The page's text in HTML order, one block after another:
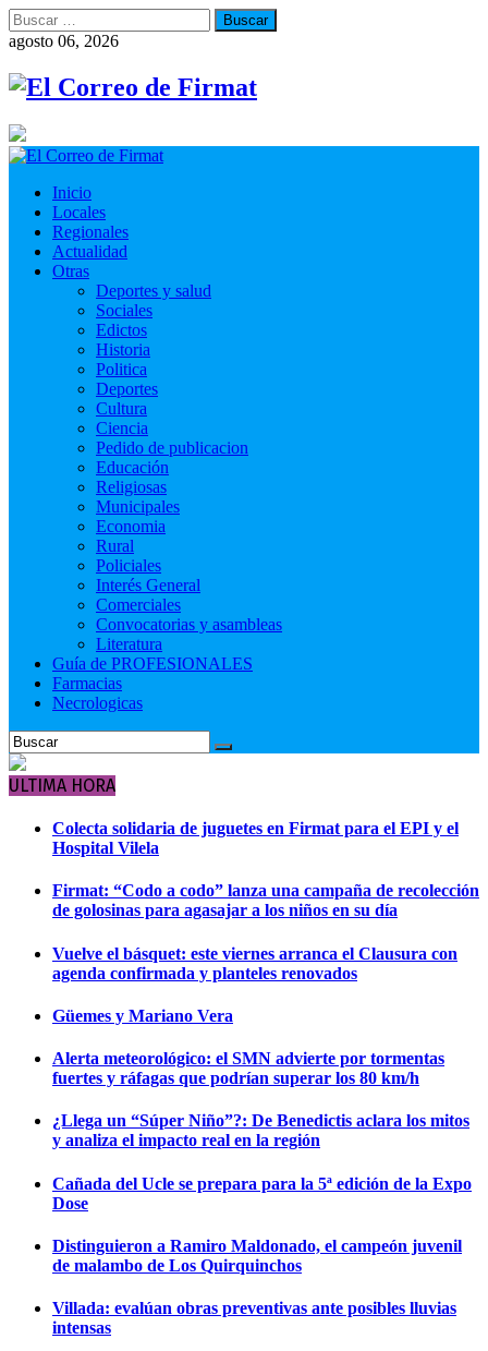
Buscar:
agosto 06, 2026
Inicio
Locales
Regionales
Actualidad
Otras
Deportes y salud
Sociales
Edictos
Historia
Politica
Deportes
Cultura
Ciencia
Pedido de publicacion
Educación
Religiosas
Municipales
Economia
Rural
Policiales
Interés General
Comerciales
Convocatorias y asambleas
Literatura
Guía de PROFESIONALES
Farmacias
Necrologicas
ULTIMA HORA
Colecta solidaria de juguetes en Firmat para el EPI y el
Hospital Vilela
Firmat: “Codo a codo” lanza una campaña de recolección
de golosinas para agasajar a los niños en su día
Vuelve el básquet: este viernes arranca el Clausura con
agenda confirmada y planteles renovados
Güemes y Mariano Vera
Alerta meteorológico: el SMN advierte por tormentas
fuertes y ráfagas que podrían superar los 80 km/h
¿Llega un “Súper Niño”?: De Benedictis aclara los mitos
y analiza el impacto real en la región
Cañada del Ucle se prepara para la 5ª edición de la Expo
Dose
Distinguieron a Ramiro Maldonado, el campeón juvenil
de malambo de Los Quirquinchos
Villada: evalúan obras preventivas ante posibles lluvias
intensas